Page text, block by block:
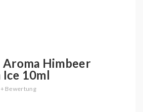
Himbeer
10ml
+ Bewertung